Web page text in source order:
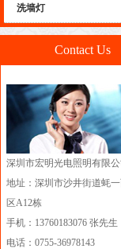
洗墙灯
Contact Us
深圳市宏明光电照明有限公
地址：深圳市沙井街道蚝
区A12栋
手机：13760183076 张先生
电话：0755-36978143